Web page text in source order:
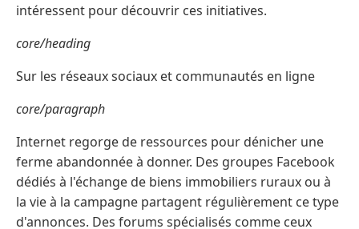
intéressent pour découvrir ces initiatives.
core/heading
Sur les réseaux sociaux et communautés en ligne
core/paragraph
Internet regorge de ressources pour dénicher une
ferme abandonnée à donner. Des groupes Facebook
dédiés à l'échange de biens immobiliers ruraux ou à
la vie à la campagne partagent régulièrement ce type
d'annonces. Des forums spécialisés comme ceux